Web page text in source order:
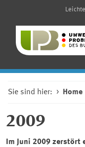
Sie sind hier: Home
2009
Im Juni 2009 zerstört